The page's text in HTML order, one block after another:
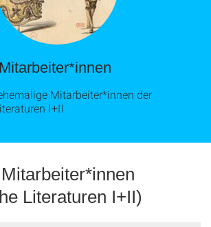
Mitarbeiter*innen der
I+II
Literaturen I+II)